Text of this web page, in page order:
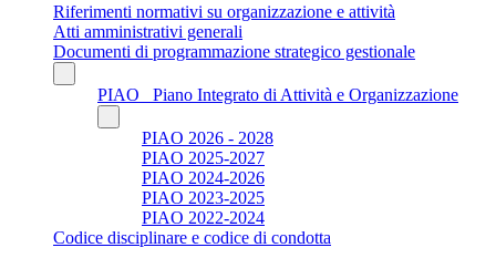
Riferimenti normativi su organizzazione e attività
Atti amministrativi generali
Documenti di programmazione strategico gestionale
PIAO_ Piano Integrato di Attività e Organizzazione
PIAO 2026 - 2028
PIAO 2025-2027
PIAO 2024-2026
PIAO 2023-2025
PIAO 2022-2024
Codice disciplinare e codice di condotta